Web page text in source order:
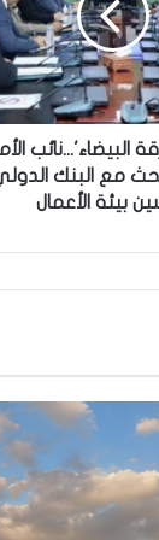
البيضاء'...نائب
مع البنك
بيئة الأعمال